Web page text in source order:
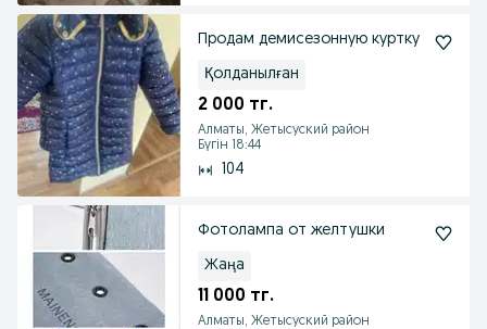
Продам демисезонную куртку
Қолданылған
2 000 тг.
Алматы, Жетысуский район
Бүгін 18:44
104
Фотолампа от желтушки
Жаңа
11 000 тг.
Алматы, Жетысуский район